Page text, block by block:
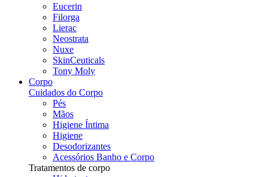
Eucerin
Filorga
Lierac
Neostrata
Nuxe
SkinCeuticals
Tony Moly
Corpo
Cuidados do Corpo
Pés
Mãos
Higiene Íntima
Higiene
Desodorizantes
Acessórios Banho e Corpo
Tratamentos de corpo